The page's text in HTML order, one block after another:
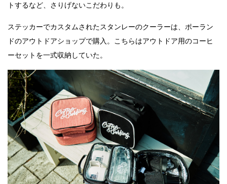
トするなど、さりげないこだわりも。
ステッカーでカスタムされたスタンレーのクーラーは、ポーラン
ドのアウトドアショップで購入。こちらはアウトドア用のコーヒ
ーセットを一式収納していた。